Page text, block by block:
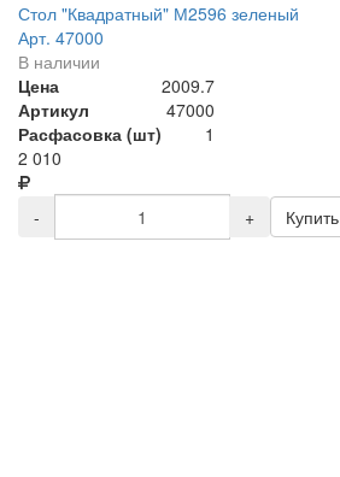
Стол "Квадратный" М2596 зеленый
Арт. 47000
В наличии
Цена
2009.7
Артикул
47000
Расфасовка (шт)
1
2 010
- + Купить